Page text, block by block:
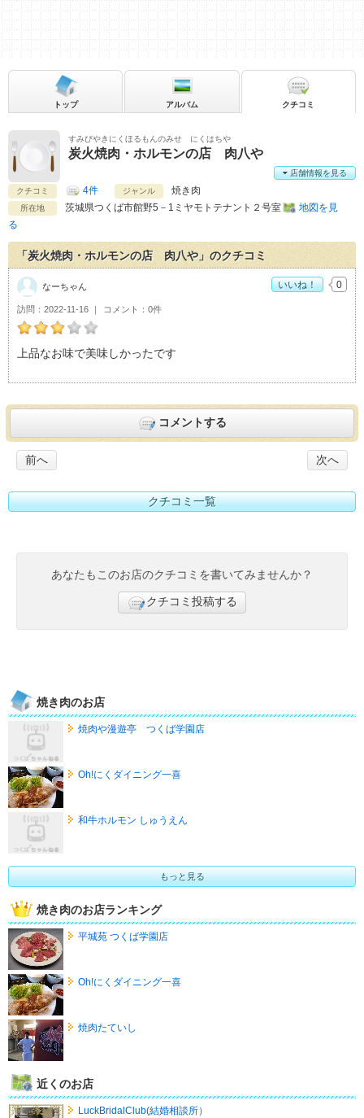
すみびやきにくほるもんのみせ にくはちや
炭火焼肉・ホルモンの店 肉八や
クチコミ 4件 ジャンル 焼き肉
所在地 茨城県つくば市館野5－1ミヤモトテナント２号室
地図を見
る
店舗情報を見る
トップ アルバム クチコミ
「炭火焼肉・ホルモンの店 肉八や」のクチコミ
なーちゃんの炭火焼肉・ホルモンの店 肉八やおすすめ度：
上品なお味で美味しかったです
訪問 2022-11-16 コメント 0件
なーちゃん いいね！ 0
コメントする
前へ 次へ
クチコミ一覧
あなたもこのお店のクチコミを書いてみませんか？
クチコミ投稿する
焼き肉のお店
焼肉や漫遊亭 つくば学園店
Oh!にくダイニング一喜
和牛ホルモン しゅうえん
もっと見る
焼き肉のお店ランキング
平城苑 つくば学園店
Oh!にくダイニング一喜
焼肉たていし
近くのお店
LuckBridalClub(結婚相談所）